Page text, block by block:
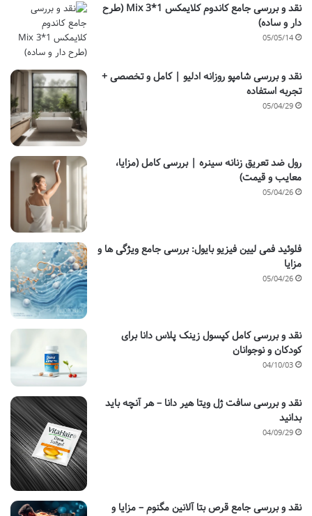
نقد و بررسی جامع کاندوم کلایمکس Mix 3*1 (طرح
دار و ساده)
05/05/14
نقد و بررسی شامپو روزانه ادلیو | کامل و تخصصی +
تجربه استفاده
05/04/29
رول ضد تعریق زنانه سینره | بررسی کامل (مزایا،
معایب و قیمت)
05/04/26
فلوئید فمی لیین فیزیو بایول: بررسی جامع ویژگی ها و
مزایا
05/04/26
نقد و بررسی کامل کپسول زینک پلاس دانا برای
کودکان و نوجوانان
04/10/03
نقد و بررسی سافت ژل ویتا هیر دانا – هر آنچه باید
بدانید
04/09/29
نقد و بررسی جامع قرص بتا آلانین مگنوم – مزایا و